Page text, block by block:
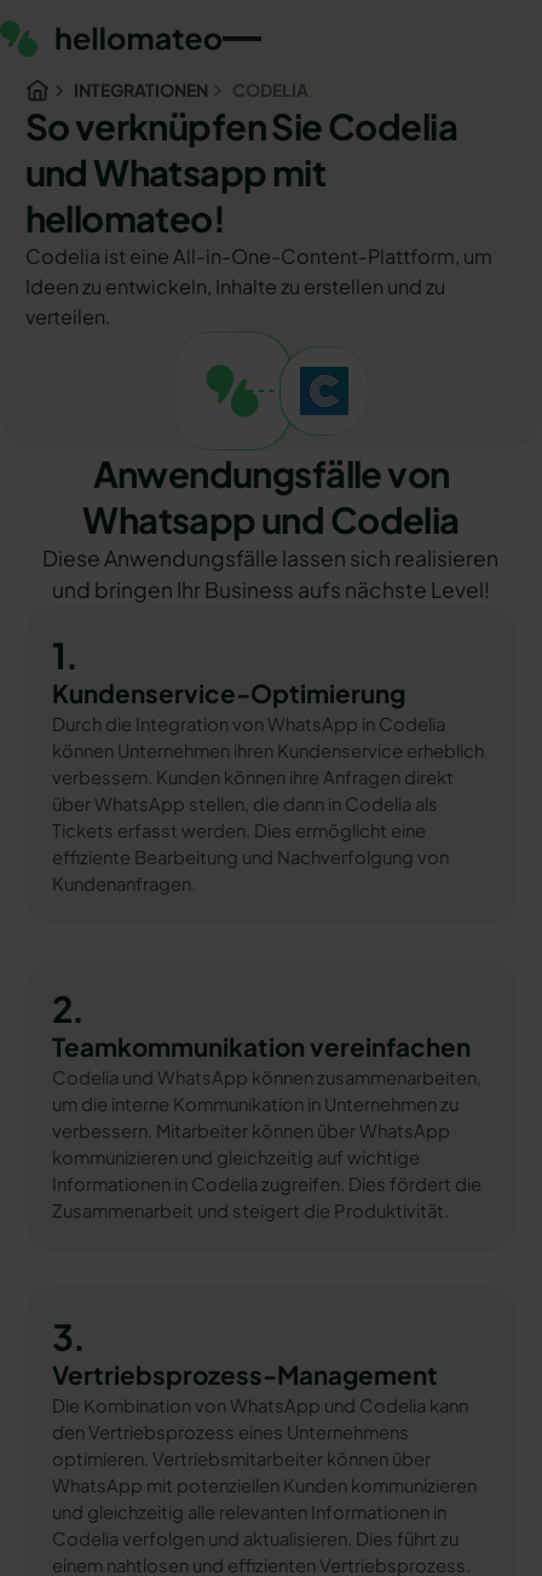
INTEGRATIONEN CODELIA
So verknüpfen Sie Codelia
und Whatsapp mit
hellomateo!
Codelia ist eine All-in-One-Content-Plattform, um
Ideen zu entwickeln, Inhalte zu erstellen und zu
verteilen.
Anwendungsfälle von
Whatsapp und Codelia
Diese Anwendungsfälle lassen sich realisieren
und bringen Ihr Business aufs nächste Level!
1.
Kundenservice-Optimierung
Durch die Integration von WhatsApp in Codelia
können Unternehmen ihren Kundenservice erheblich
verbessern. Kunden können ihre Anfragen direkt
über WhatsApp stellen, die dann in Codelia als
Tickets erfasst werden. Dies ermöglicht eine
effiziente Bearbeitung und Nachverfolgung von
Kundenanfragen.
2.
Teamkommunikation vereinfachen
Codelia und WhatsApp können zusammenarbeiten,
um die interne Kommunikation in Unternehmen zu
verbessern. Mitarbeiter können über WhatsApp
kommunizieren und gleichzeitig auf wichtige
Informationen in Codelia zugreifen. Dies fördert die
Zusammenarbeit und steigert die Produktivität.
3.
Vertriebsprozess-Management
Die Kombination von WhatsApp und Codelia kann
den Vertriebsprozess eines Unternehmens
optimieren. Vertriebsmitarbeiter können über
WhatsApp mit potenziellen Kunden kommunizieren
und gleichzeitig alle relevanten Informationen in
Codelia verfolgen und aktualisieren. Dies führt zu
einem nahtlosen und effizienten Vertriebsprozess.